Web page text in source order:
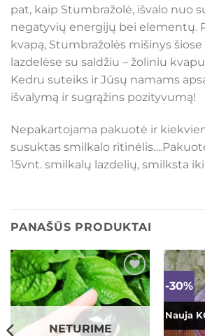
pat, kaip Stumbražolė, išvalo nuo
negatyvių energijų bei elementų.
kvapą, Stumbražolės mišinys
lazdelėse su saldžiu – žoliniu
Kedru suteiks ir Jūsų namams
išvalymą ir sugrąžins pozityvumą!
Nepakartojama pakuotė ir
susuktas smilkalo
15vnt. smilkalų lazdelių, smilksta
PANAŠŪS PRODUKTAI
Mėgstamiausias
NETURIME
-30%
Nauja